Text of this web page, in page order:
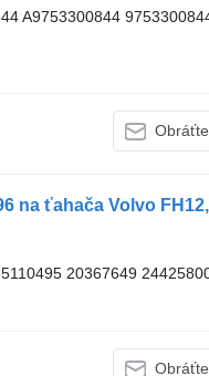
A9753300844
20367649